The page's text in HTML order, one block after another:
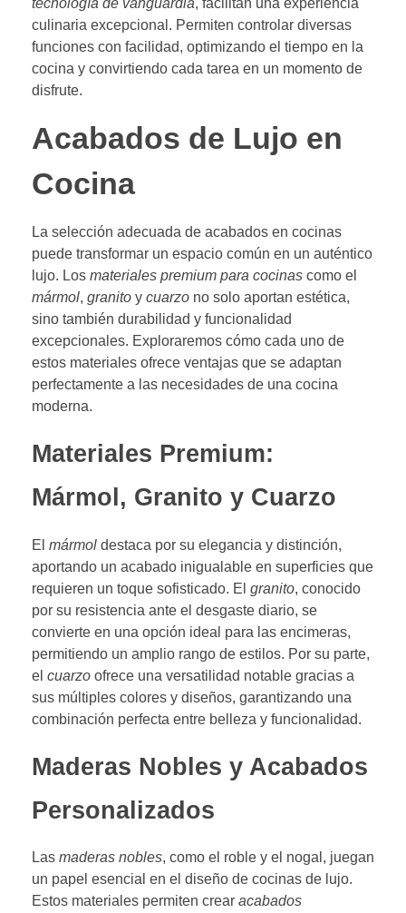
culinaria excepcional. Permiten controlar diversas
funciones con facilidad, optimizando el tiempo en la
cocina y convirtiendo cada tarea en un momento de
disfrute.
Acabados de Lujo en
Cocina
La selección adecuada de acabados en cocinas
puede transformar un espacio común en un auténtico
lujo. Los materiales premium para cocinas como el
mármol, granito y cuarzo no solo aportan estética,
sino también durabilidad y funcionalidad
excepcionales. Exploraremos cómo cada uno de
estos materiales ofrece ventajas que se adaptan
perfectamente a las necesidades de una cocina
moderna.
Materiales Premium:
Mármol, Granito y Cuarzo
El mármol destaca por su elegancia y distinción,
aportando un acabado inigualable en superficies que
requieren un toque sofisticado. El granito, conocido
por su resistencia ante el desgaste diario, se
convierte en una opción ideal para las encimeras,
permitiendo un amplio rango de estilos. Por su parte,
el cuarzo ofrece una versatilidad notable gracias a
sus múltiples colores y diseños, garantizando una
combinación perfecta entre belleza y funcionalidad.
Maderas Nobles y Acabados
Personalizados
Las maderas nobles, como el roble y el nogal, juegan
un papel esencial en el diseño de cocinas de lujo.
Estos materiales permiten crear acabados